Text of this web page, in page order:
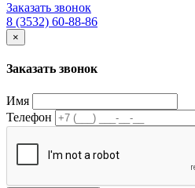
Заказать звонок
8 (3532) 60-88-86
×
Заказать звонок
Имя
Телефон